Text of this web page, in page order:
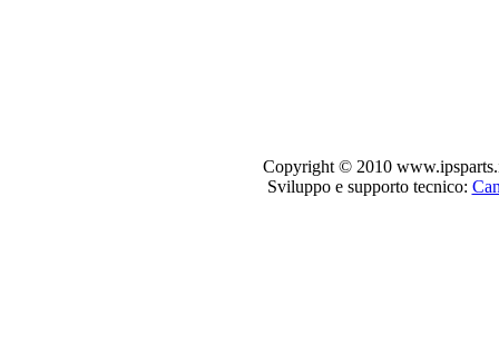
Copyright © 2010
Sviluppo e supporto tecnico: